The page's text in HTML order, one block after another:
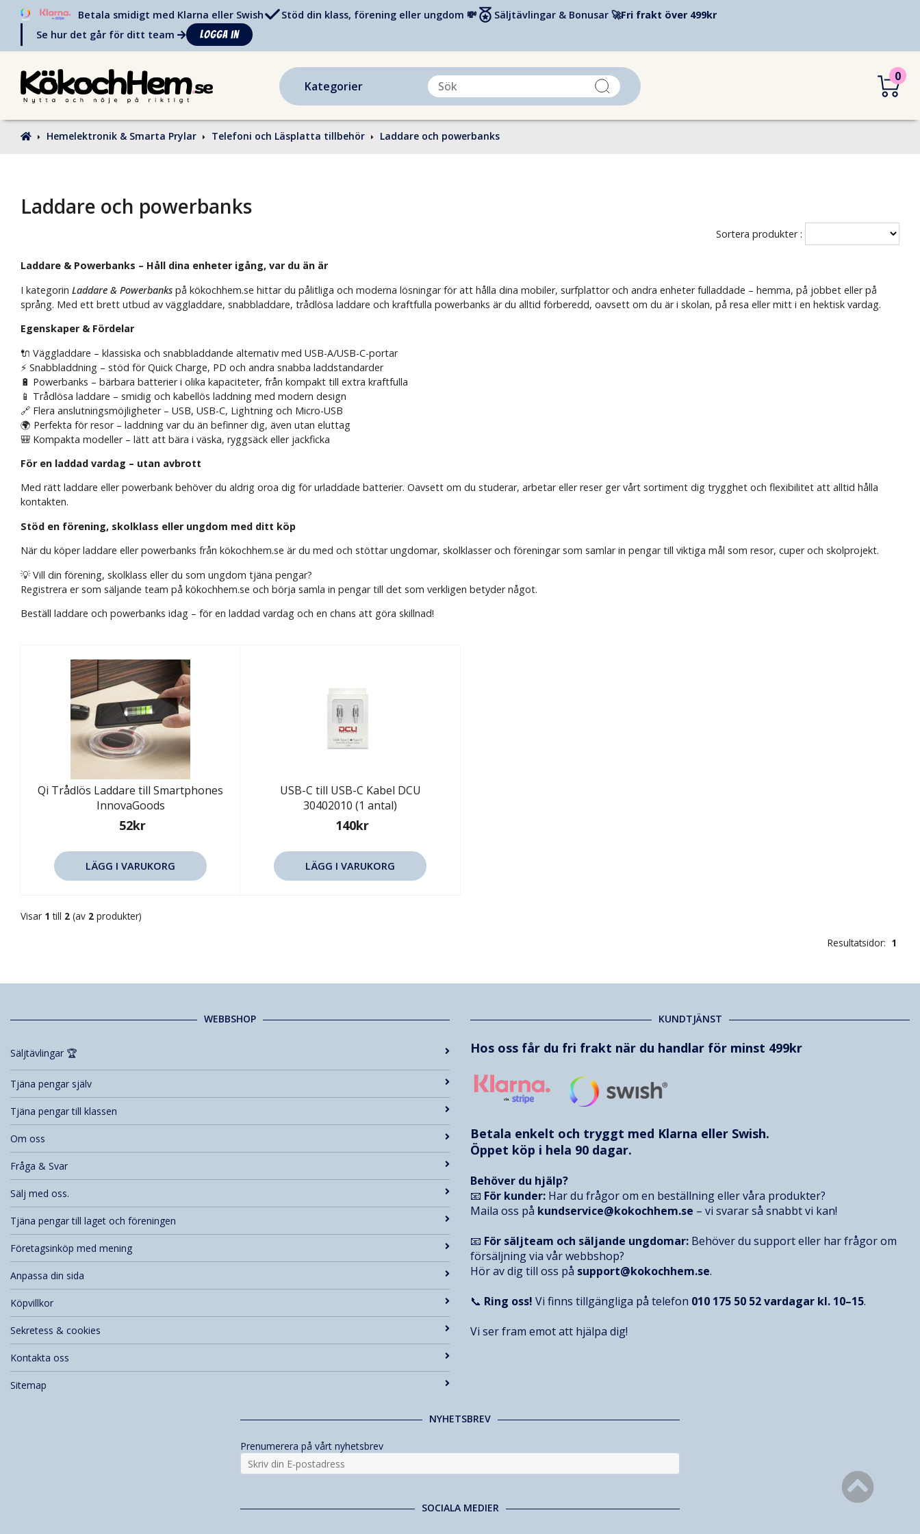
Betala smidigt med Klarna eller Swish Stöd din klass, förening eller ungdom 💸 Säljtävlingar & Bonusar 🚀Fri frakt över 499kr
Se hur det går för ditt team
Logga in
Kategorier
0
Hemelektronik & Smarta Prylar Telefoni och Läsplatta tillbehör Laddare och powerbanks
Laddare och powerbanks
Sortera produkter :
Laddare & Powerbanks – Håll dina enheter igång, var du än är
I kategorin Laddare & Powerbanks på kökochhem.se hittar du pålitliga och moderna lösningar för att hålla dina mobiler, surfplattor och andra enheter fulladdade – hemma, på jobbet eller på
språng. Med ett brett utbud av väggladdare, snabbladdare, trådlösa laddare och kraftfulla powerbanks är du alltid förberedd, oavsett om du är i skolan, på resa eller mitt i en hektisk vardag.
Egenskaper & Fördelar
🔌 Väggladdare – klassiska och snabbladdande alternativ med USB-A/USB-C-portar
⚡ Snabbladdning – stöd för Quick Charge, PD och andra snabba laddstandarder
🔋 Powerbanks – bärbara batterier i olika kapaciteter, från kompakt till extra kraftfulla
📱 Trådlösa laddare – smidig och kabellös laddning med modern design
🔗 Flera anslutningsmöjligheter – USB, USB-C, Lightning och Micro-USB
🌍 Perfekta för resor – laddning var du än befinner dig, även utan eluttag
🎒 Kompakta modeller – lätt att bära i väska, ryggsäck eller jackficka
För en laddad vardag – utan avbrott
Med rätt laddare eller powerbank behöver du aldrig oroa dig för urladdade batterier. Oavsett om du studerar, arbetar eller reser ger vårt sortiment dig trygghet och flexibilitet att alltid hålla
kontakten.
Stöd en förening, skolklass eller ungdom med ditt köp
När du köper laddare eller powerbanks från kökochhem.se är du med och stöttar ungdomar, skolklasser och föreningar som samlar in pengar till viktiga mål som resor, cuper och skolprojekt.
💡 Vill din förening, skolklass eller du som ungdom tjäna pengar?
Registrera er som säljande team på kökochhem.se och börja samla in pengar till det som verkligen betyder något.
Beställ laddare och powerbanks idag – för en laddad vardag och en chans att göra skillnad!
Qi Trådlös Laddare till Smartphones
InnovaGoods
52kr
LÄGG I VARUKORG
USB-C till USB-C Kabel DCU
30402010 (1 antal)
140kr
LÄGG I VARUKORG
Visar 1 till 2 (av 2 produkter)
Resultatsidor: 1
WEBBSHOP
Säljtävlingar 🏆
Tjäna pengar själv
Tjäna pengar till klassen
Om oss
Fråga & Svar
Sälj med oss.
Tjäna pengar till laget och föreningen
Företagsinköp med mening
Anpassa din sida
Köpvillkor
Sekretess & cookies
Kontakta oss
Sitemap
KUNDTJÄNST
Hos oss får du fri frakt när du handlar för minst 499kr
Betala enkelt och tryggt med Klarna eller Swish.
Öppet köp i hela 90 dagar.
Behöver du hjälp?
📧 För kunder: Har du frågor om en beställning eller våra produkter?
Maila oss på kundservice@kokochhem.se – vi svarar så snabbt vi kan!
📧 För säljteam och säljande ungdomar: Behöver du support eller har frågor om
försäljning via vår webbshop?
Hör av dig till oss på support@kokochhem.se.
📞 Ring oss! Vi finns tillgängliga på telefon 010 175 50 52vardagar kl. 10–15.
Vi ser fram emot att hjälpa dig!
NYHETSBREV
Prenumerera på vårt nyhetsbrev
SOCIALA MEDIER